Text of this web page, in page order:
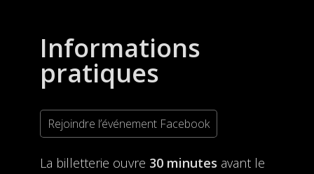
Informations
pratiques
Rejoindre l’événement Facebook
La billetterie ouvre 30 minutes avant le